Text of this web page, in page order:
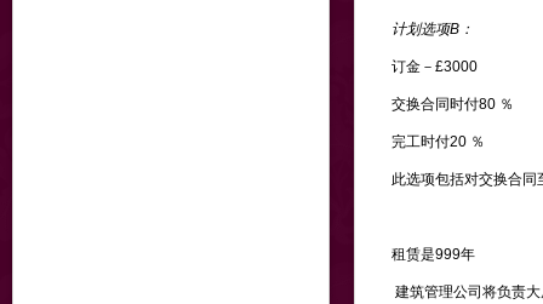
计划选项B：
订金－£3000
交换合同时付80 ％
完工时付20 ％
此选项包括对交换合
租赁是999年
建筑管理公司将负责